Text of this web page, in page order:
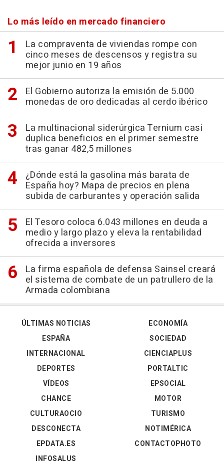
Lo más leído en mercado financiero
La compraventa de viviendas rompe con
cinco meses de descensos y registra su
mejor junio en 19 años
El Gobierno autoriza la emisión de 5.000
monedas de oro dedicadas al cerdo ibérico
La multinacional siderúrgica Ternium casi
duplica beneficios en el primer semestre
tras ganar 482,5 millones
¿Dónde está la gasolina más barata de
España hoy? Mapa de precios en plena
subida de carburantes y operación salida
El Tesoro coloca 6.043 millones en deuda a
medio y largo plazo y eleva la rentabilidad
ofrecida a inversores
La firma española de defensa Sainsel creará
el sistema de combate de un patrullero de la
Armada colombiana
ÚLTIMAS NOTICIAS
ESPAÑA
INTERNACIONAL
DEPORTES
VÍDEOS
ECONOMÍA
SOCIEDAD
CIENCIAPLUS
PORTALTIC
EPSOCIAL
CHANCE
CULTURAOCIO
DESCONECTA
EPDATA.ES
INFOSALUS
MOTOR
TURISMO
NOTIMÉRICA
CONTACTOPHOTO